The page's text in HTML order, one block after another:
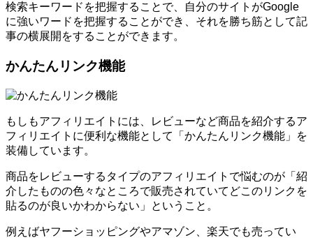
検索キーワードを把握することで、自分のサイトがGoogle
に強いワードを把握することができ、それを勝ち筋として記
事の横展開をすることができます。
かんたんリンク機能
もしもアフィリエイトには、レビューなど商品を紹介するア
フィリエイトに便利な機能として「かんたんリンク機能」を
装備しています。
商品をレビューするタイプのアフィリエイトで悩むのが「紹
介したものの色々なところで販売されていてどこのリンクを
貼るのが良いかわからない」ということ。
例えばヤフーショッピングやアマゾン、楽天でも売ってい